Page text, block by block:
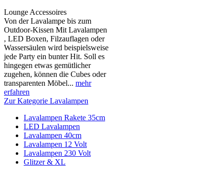
Lounge Accessoires
Von der Lavalampe bis zum
Outdoor-Kissen Mit Lavalampen
, LED Boxen, Filzauflagen oder
Wassersäulen wird beispielsweise
jede Party ein bunter Hit. Soll es
hingegen etwas gemütlicher
zugehen, können die Cubes oder
transparenten Möbel... mehr
erfahren
Zur Kategorie Lavalampen
Lavalampen Rakete 35cm
LED Lavalampen
Lavalampen 40cm
Lavalampen 12 Volt
Lavalampen 230 Volt
Glitzer & XL